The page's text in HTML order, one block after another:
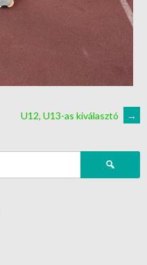
U12, U13-as kiválasztó →